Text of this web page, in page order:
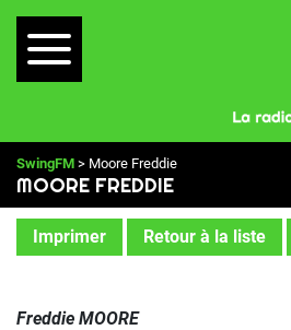
SwingFM > Moore Freddie
MOORE FREDDIE
Imprimer Retour à la liste
Freddie MOORE